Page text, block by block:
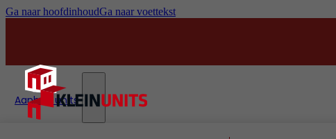
Ga naar hoofdinhoudGa naar voettekst
Aanbod units